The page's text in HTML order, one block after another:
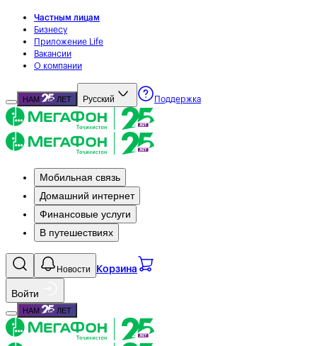
Частным лицам
Бизнесу
Приложение Life
Вакансии
О компании
НАМ ЛЕТ Русский Поддержка
Мобильная связь
Домашний интернет
Финансовые услуги
В путешествиях
Новости Корзина
Войти
НАМ ЛЕТ